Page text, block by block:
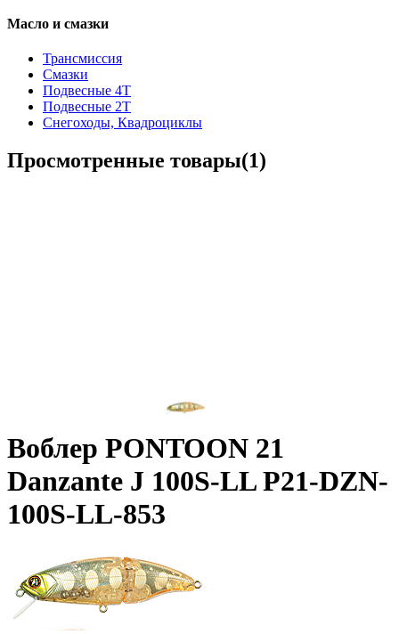
Масло и смазки
Трансмиссия
Смазки
Подвесные 4Т
Подвесные 2Т
Снегоходы, Квадроциклы
Просмотренные товары(1)
Воблер PONTOON 21
Danzante J 100S-LL P21-DZN-
100S-LL-853